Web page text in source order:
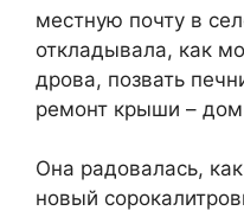
местную почту в
откладывала, как
дрова, позвать
ремонт крыши – дом
Она радовалась,
новый